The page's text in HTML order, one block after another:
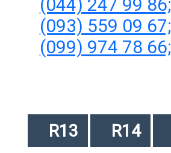
(044) 247 99 86;
(093) 559 09 67;
(099) 974 78 66;
R13 R14